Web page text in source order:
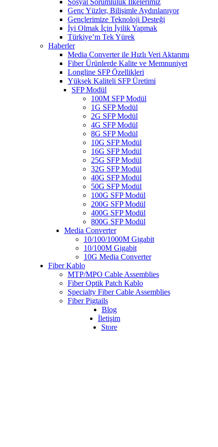
Sosyal Sorumluluk İlkelerimiz
Genç Yüzler, Bilişimle Aydınlanıyor
Gençlerimize Teknoloji Desteği
İyi Olmak İçin İyilik Yapmak
Türkiye’m Tek Yürek
Haberler
Media Converter ile Hızlı Veri Aktarımı
Fiber Ürünlerde Kalite ve Memnuniyet
Longline SFP Özellikleri
Yüksek Kaliteli SFP Üretimi
SFP Modül
100M SFP Modül
1G SFP Modül
2G SFP Modül
4G SFP Modül
8G SFP Modül
10G SFP Modül
16G SFP Modül
25G SFP Modül
32G SFP Modül
40G SFP Modül
50G SFP Modül
100G SFP Modül
200G SFP Modül
400G SFP Modül
800G SFP Modül
Media Converter
10/100/1000M Gigabit
10/100M Gigabit
10G Media Converter
Fiber Kablo
MTP/MPO Cable Assemblies
Fiber Optik Patch Kablo
Specialty Fiber Cable Assemblies
Fiber Pigtails
Blog
İletişim
Store